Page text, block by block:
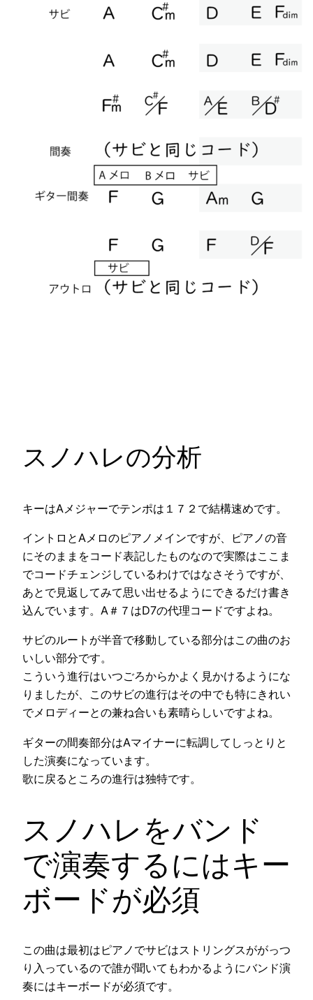
スノハレの分析
キーはAメジャーでテンポは１７２で結構速めです。
イントロとAメロのピアノメインですが、ピアノの音
にそのままをコード表記したものなので実際はここま
でコードチェンジしているわけではなさそうですが、
あとで見返してみて思い出せるようにできるだけ書き
込んでいます。A＃７はD7の代理コードですよね。
サビのルートが半音で移動している部分はこの曲のお
いしい部分です。
こういう進行はいつごろからかよく見かけるようにな
りましたが、このサビの進行はその中でも特にきれい
でメロディーとの兼ね合いも素晴らしいですよね。
ギターの間奏部分はAマイナーに転調してしっとりと
した演奏になっています。
歌に戻るところの進行は独特です。
スノハレをバンド
で演奏するにはキー
ボードが必須
この曲は最初はピアノでサビはストリングスががっつ
り入っているので誰が聞いてもわかるようにバンド演
奏にはキーボードが必須です。